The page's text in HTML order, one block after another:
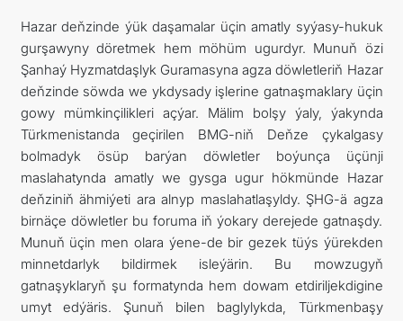
Hazar deňzinde ýük daşamalar üçin amatly syýasy-hukuk
gurşawyny döretmek hem möhüm ugurdyr. Munuň özi
Şanhaý Hyzmatdaşlyk Guramasyna agza döwletleriň Hazar
deňzinde söwda we ykdysady işlerine gatnaşmaklary üçin
gowy mümkinçilikleri açýar. Mälim bolşy ýaly, ýakynda
Türkmenistanda geçirilen BMG-niň Deňze çykalgasy
bolmadyk ösüp barýan döwletler boýunça üçünji
maslahatynda amatly we gysga ugur hökmünde Hazar
deňziniň ähmiýeti ara alnyp maslahatlaşyldy. ŞHG-ä agza
birnäçe döwletler bu foruma iň ýokary derejede gatnaşdy.
Munuň üçin men olara ýene-de bir gezek tüýs ýürekden
minnetdarlyk bildirmek isleýärin. Bu mowzugyň
gatnaşyklaryň şu formatynda hem dowam etdiriljekdigine
umyt edýäris. Şunuň bilen baglylykda, Türkmenbaşy